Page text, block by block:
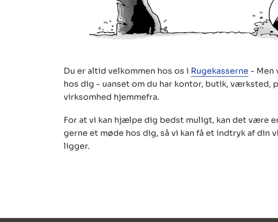
Du er altid velkommen hos os i Rugekasserne - Men
hos dig - uanset om du har kontor, butik, værksted,
virksomhed hjemmefra.
For at vi kan hjælpe dig bedst muligt, kan det være
gerne et møde hos dig, så vi kan få et indtryk af din
ligger.